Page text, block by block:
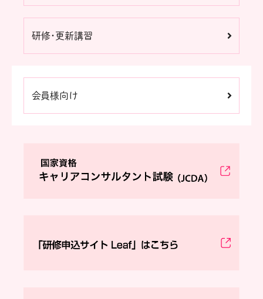
研修・更新講習
会員様向け